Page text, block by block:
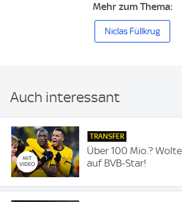
Mehr zum Thema:
Niclas Füllkrug
Auch interessant
TRANSFER
Über 100 Mio.?
auf BVB-Star!